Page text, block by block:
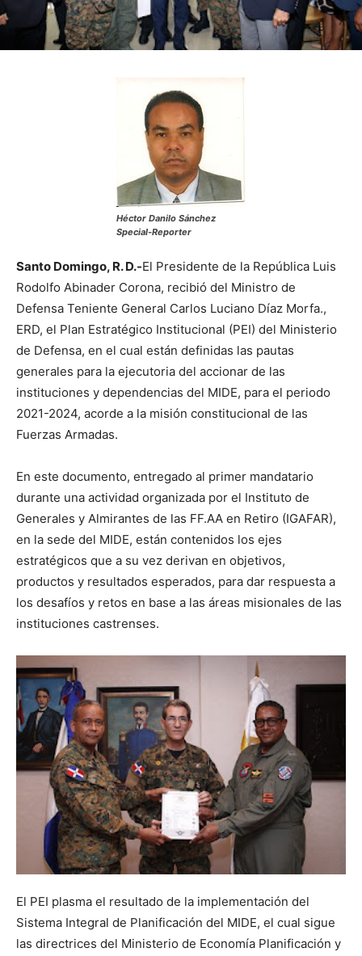
Héctor Danilo Sánchez
Special-Reporter
Santo Domingo, R. D.-El Presidente de la República Luis
Rodolfo Abinader Corona, recibió del Ministro de
Defensa Teniente General Carlos Luciano Díaz Morfa.,
ERD, el Plan Estratégico Institucional (PEI) del Ministerio
de Defensa, en el cual están definidas las pautas
generales para la ejecutoria del accionar de las
instituciones y dependencias del MIDE, para el periodo
2021-2024, acorde a la misión constitucional de las
Fuerzas Armadas.
En este documento, entregado al primer mandatario
durante una actividad organizada por el Instituto de
Generales y Almirantes de las FF.AA en Retiro (IGAFAR),
en la sede del MIDE, están contenidos los ejes
estratégicos que a su vez derivan en objetivos,
productos y resultados esperados, para dar respuesta a
los desafíos y retos en base a las áreas misionales de las
instituciones castrenses.
El PEI plasma el resultado de la implementación del
Sistema Integral de Planificación del MIDE, el cual sigue
las directrices del Ministerio de Economía Planificación y